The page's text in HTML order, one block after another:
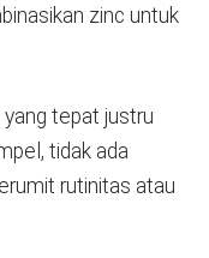
zinc untuk
yang tepat justru
tidak ada
rutinitas atau